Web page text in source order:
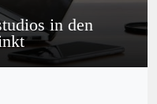
in den